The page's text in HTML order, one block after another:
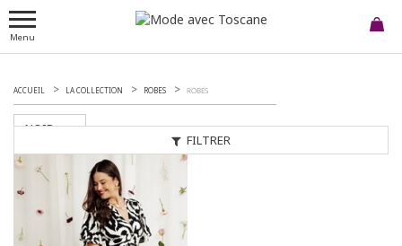
Menu
FILTRER
ACCUEIL LA COLLECTION ROBES ROBES
NOIR